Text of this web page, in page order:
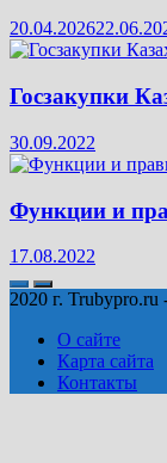
20.04.2026
Госзакупки
30.09.2022
Функции и
17.08.2022
2020 г.
О сайте
Карта сайта
Контакты